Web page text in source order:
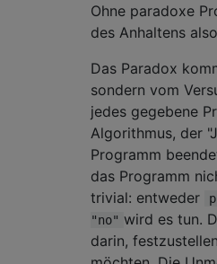
Ohne paradoxe
des Anhaltens
Das Paradox
sondern vom
jedes gegebene
Algorithmus, der
Programm
das Programm
trivial: entweder
"no" wird es tun.
darin,